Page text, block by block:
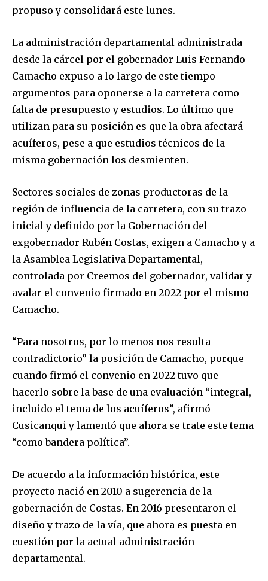
Join our community of
SUBSCRIBERS and be part of the
conversation.
or click the subscribe button below. Don't worry, we respect
your privacy and won't spam your inbox. Your information is
safe with us.
propuso y consolidará este lunes.
La administración departamental administrada
desde la cárcel por el gobernador Luis Fernando
Camacho expuso a lo largo de este tiempo
argumentos para oponerse a la carretera como
falta de presupuesto y estudios. Lo último que
utilizan para su posición es que la obra afectará
acuíferos, pese a que estudios técnicos de la
misma gobernación los desmienten.
Sectores sociales de zonas productoras de la
región de influencia de la carretera, con su trazo
inicial y definido por la Gobernación del
exgobernador Rubén Costas, exigen a Camacho y a
la Asamblea Legislativa Departamental,
controlada por Creemos del gobernador, validar y
avalar el convenio firmado en 2022 por el mismo
Camacho.
“Para nosotros, por lo menos nos resulta
contradictorio” la posición de Camacho, porque
cuando firmó el convenio en 2022 tuvo que
hacerlo sobre la base de una evaluación “integral,
incluido el tema de los acuíferos”, afirmó
Cusicanqui y lamentó que ahora se trate este tema
“como bandera política”.
De acuerdo a la información histórica, este
proyecto nació en 2010 a sugerencia de la
gobernación de Costas. En 2016 presentaron el
diseño y trazo de la vía, que ahora es puesta en
cuestión por la actual administración
departamental.